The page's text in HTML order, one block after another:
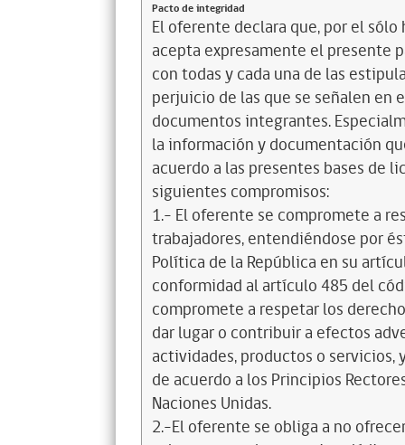
Pacto de integridad
El oferente declara que, por el
acepta expresamente el presente
con todas y cada una de las
perjuicio de las que se señalen en
documentos integrantes.
la información y documentación
acuerdo a las presentes bases de
siguientes compromisos:
1.- El oferente se compromete a
trabajadores, entendiéndose por
Política de la República en su
conformidad al artículo 485 del
compromete a respetar los
dar lugar o contribuir a efectos
actividades, productos o servicios,
de acuerdo a los Principios
Naciones Unidas.
2.-El oferente se obliga a no